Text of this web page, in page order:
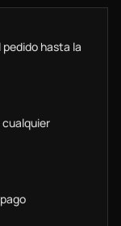
hasta la